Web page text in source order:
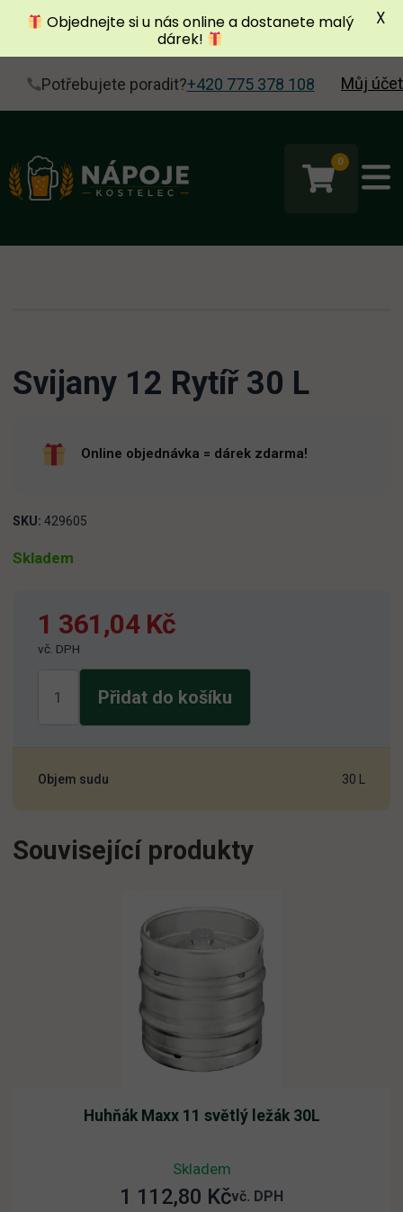
Potřebujete poradit?+420 775 378 108 Můj účet
0
Svijany 12 Rytíř 30 L
Online objednávka = dárek zdarma!
SKU: 429605
Skladem
1 361,04 Kč
vč. DPH
množství
Přidat do košíku
Objem sudu 30 L
Související produkty
Huhňák Maxx 11 světlý ležák 30L
Skladem
1 112,80 Kčvč. DPH
Objednejte si u nás online a dostanete malý
dárek!
X